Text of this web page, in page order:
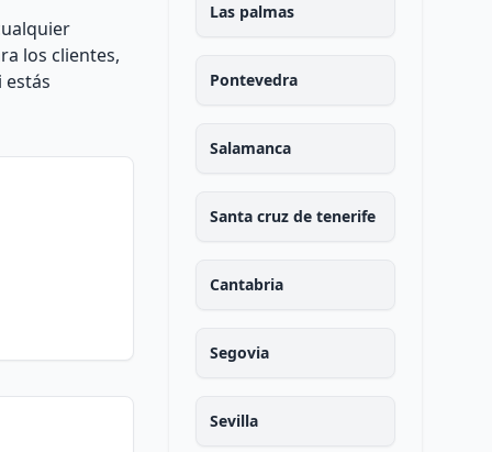
los clientes,
Las palmas
Pontevedra
Salamanca
Santa cruz de tenerife
Cantabria
Segovia
Sevilla